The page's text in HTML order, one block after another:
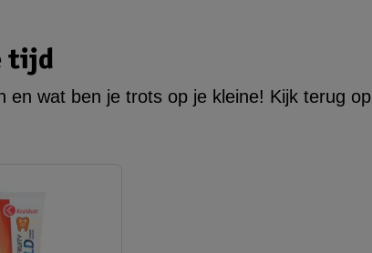
tijd
en wat ben je trots op je kleine! Kijk terug op